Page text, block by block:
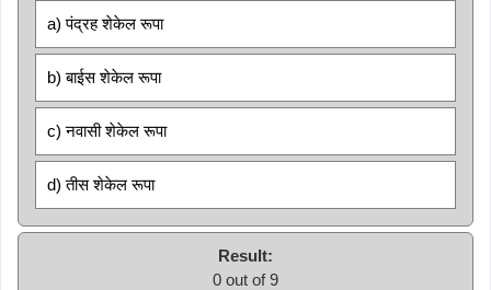
a) पंद्रह शेकेल रूपा
b) बाईस शेकेल रूपा
c) नवासी शेकेल रूपा
d) तीस शेकेल रूपा
Result:
0 out of 9